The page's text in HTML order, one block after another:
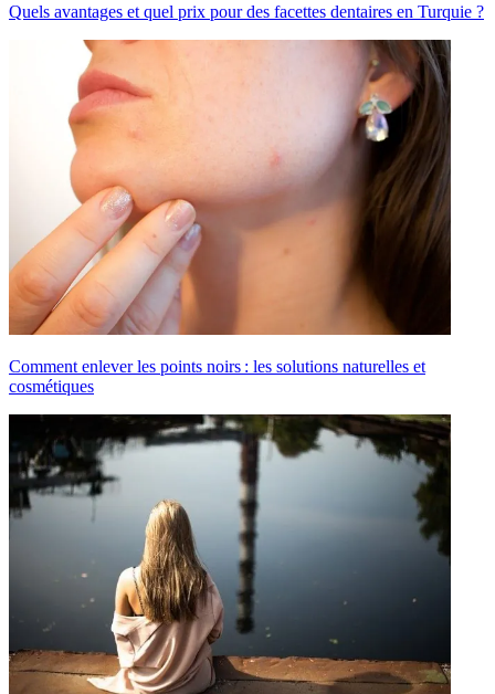
Quels avantages et quel prix pour des facettes dentaires en Turquie ?
Comment enlever les points noirs : les solutions naturelles et
cosmétiques